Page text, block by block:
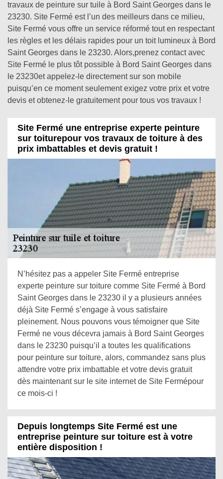
travaux de peinture sur tuile à Bord Saint Georges dans le
23230. Site Fermé est l’un des meilleurs dans ce milieu,
Site Fermé vous offre un service réformé tout en respectant
les règles et les délais rapides pour un toit lumineux à Bord
Saint Georges dans le 23230. Alors,prenez contact avec
Site Fermé le plus tôt possible à Bord Saint Georges dans
le 23230et appelez-le directement sur son mobile
puisqu’en ce moment seulement exigez votre prix et votre
devis et obtenez-le gratuitement pour tous vos travaux !
Site Fermé une entreprise experte peinture
sur toiturepour vos travaux de toiture à des
prix imbattables et devis gratuit !
N’hésitez pas a appeler Site Fermé entreprise
experte peinture sur toiture comme Site Fermé à Bord
Saint Georges dans le 23230 il y a plusieurs années
déjà Site Fermé s’engage à vous satisfaire
pleinement. Nous pouvons vous témoigner que Site
Fermé ne vous décevra jamais à Bord Saint Georges
dans le 23230 puisqu’il a toutes les qualifications
pour peinture sur toiture, alors, commandez sans plus
attendre votre prix imbattable et votre devis gratuit
dès maintenant sur le site internet de Site Fermépour
ce mois-ci !
Depuis longtemps Site Fermé est une
entreprise peinture sur toiture est à votre
entière disposition !